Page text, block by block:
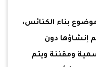
بناء الكنائس،
إنشاؤها دون
ومقننة ويتم